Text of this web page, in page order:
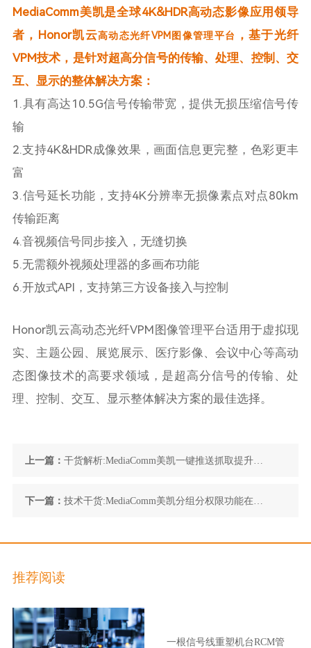
MediaComm美凯是全球4K&HDR高动态影像应用领导
者， Honor凯云高动态光纤VPM图像管理平台
，基于光纤
VPM技术，是针对超高分信号的传输、处理、控制、交
互、显示的整体解决方案：
1.具有高达10.5G信号传输带宽，提供无损压缩信号传
输
2.支持4K&HDR成像效果，画面信息更完整，色彩更丰
富
3.信号延长功能，支持4K分辨率无损像素点对点80km
传输距离
4.音视频信号同步接入，无缝切换
5.无需额外视频处理器的多画布功能
6.开放式API，支持第三方设备接入与控制
Honor凯云高动态光纤VPM图像管理平台适用于虚拟现
实、主题公园、展览展示、医疗影像、会议中心等高动
态图像技术的高要求领域，是超高分信号的传输、处
理、控制、交互、显示整体解决方案的最佳选择。
上一篇： 干货解析:MediaComm美凯一键推送抓取提升控
制室高效协作
下一篇： 技术干货:MediaComm美凯分组分权限功能在控
推荐阅读
一根信号线重塑机台RCM管